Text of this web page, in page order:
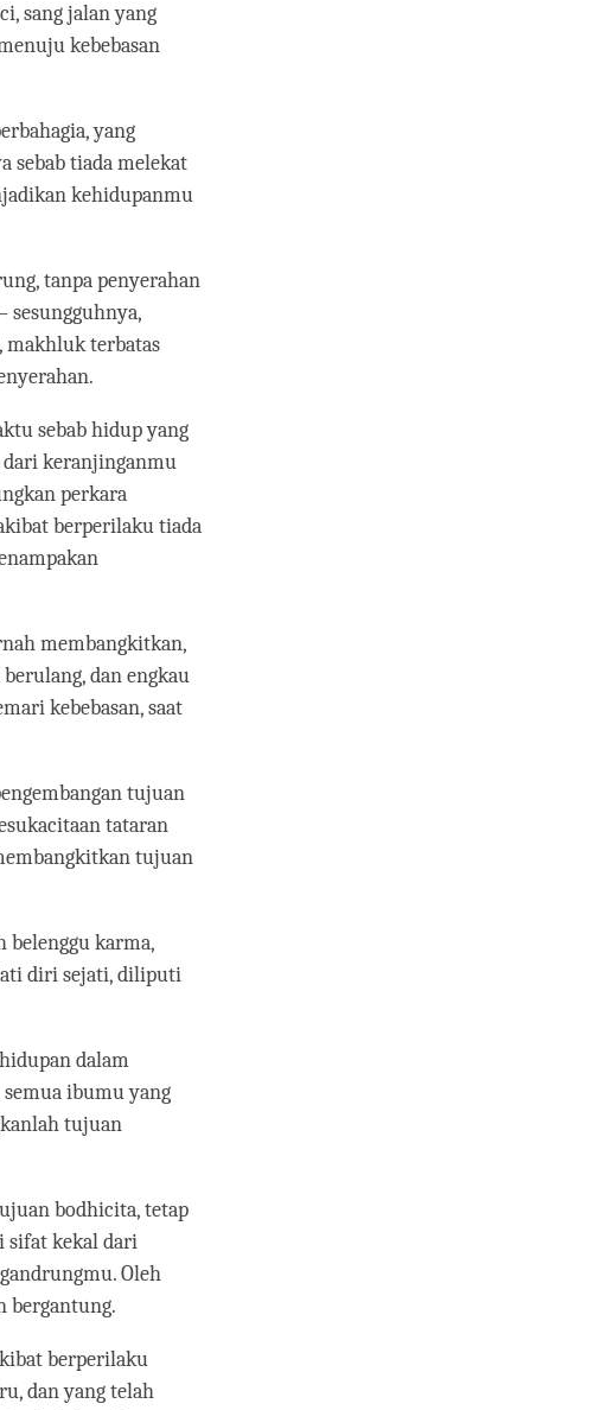
sang jalan yang
kebebasan
yang
sebab tiada melekat
kehidupanmu
tanpa penyerahan
sesungguhnya,
makhluk terbatas
sebab hidup yang
dari keranjinganmu
perkara
berperilaku tiada
membangkitkan,
dan engkau
kebebasan, saat
tujuan
tataran
tujuan
belenggu karma,
diri sejati, diliputi
dalam
semua ibumu yang
tujuan
bodhicita, tetap
sifat kekal dari
Oleh
bergantung.
berperilaku
dan yang telah